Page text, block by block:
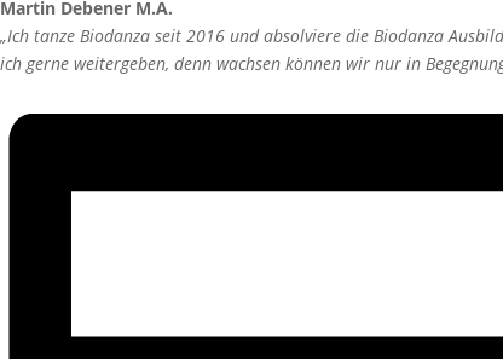
Martin Debener M.A.
„Ich tanze Biodanza seit 2016 und absolviere die Biodanza
ich gerne weitergeben, denn wachsen können wir nur in